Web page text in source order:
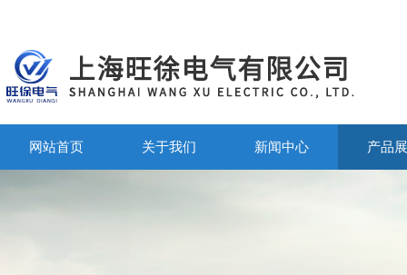
网站首页 关于我们 新闻中心 产品